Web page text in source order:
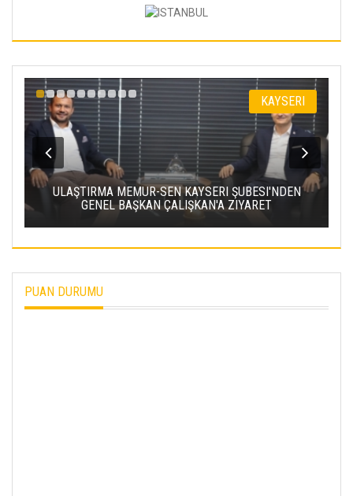
KAYSERI
KAYSERI ŞUBESI'NDEN
ÇALIŞKAN'A ZIYARET
KAYSERİ ŞEKER'DE OLAĞAN
TOPLANTISI
PUAN DURUMU